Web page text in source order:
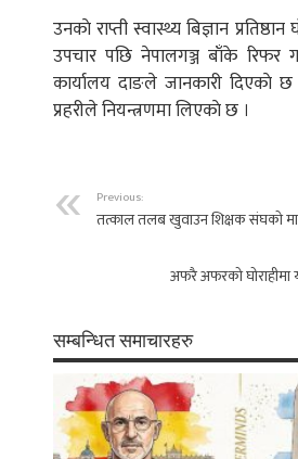
उनकाे राप्ती स्वास्थ्य बिज्ञान
उपचार पछि नेपालगञ्ज बाँके रिफर
कार्यालय दाङले जानकारी
प्रहरीले नियन्त्रणमा लिएकाे छ ।
Previous:
तत्काल तलब खुवाउन शिक्षक संघकाे
अफरै अफरको घोराहीमा
सम्बन्धित समाचारहरु